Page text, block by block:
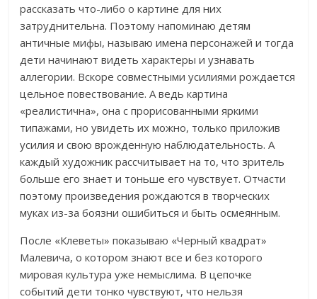
рассказать что-либо о картине для них
затруднительна. Поэтому напоминаю детям
античные мифы, называю имена персонажей и тогда
дети начинают видеть характеры и узнавать
аллегории. Вскоре совместными усилиями рождается
цельное повествование. А ведь картина
«реалистична», она с прорисованными яркими
типажами, но увидеть их можно, только приложив
усилия и свою врожденную наблюдательность. А
каждый художник рассчитывает на то, что зритель
больше его знает и тоньше его чувствует. Отчасти
поэтому произведения рождаются в творческих
муках из-за боязни ошибиться и быть осмеянным.
После «Клеветы» показываю «Черный квадрат»
Малевича, о котором знают все и без которого
мировая культура уже немыслима. В цепочке
событий дети тонко чувствуют, что нельзя